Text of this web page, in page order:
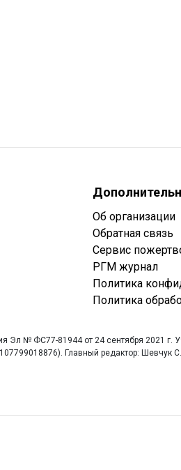
Об организации
Обратная связь
Сервис
РГМ журнал
Политика
Политика
Эл № ФС77-81944 от 24 сентября 2021 г.
Главный редактор: Шевчук